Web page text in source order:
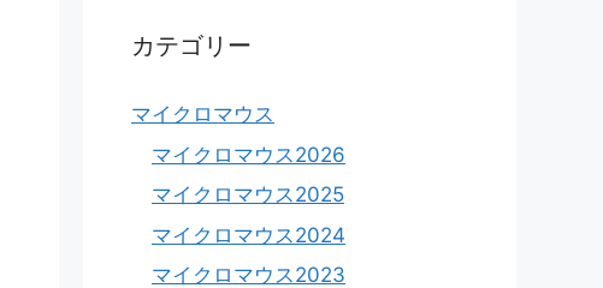
カテゴリー
マイクロマウス
マイクロマウス2026
マイクロマウス2025
マイクロマウス2024
マイクロマウス2023